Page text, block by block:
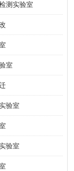
测实验室
室
验室
验室